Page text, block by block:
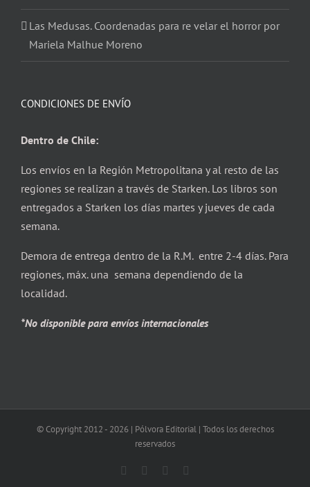
Las Medusas. Coordenadas para re velar el horror por
Mariela Malhue Moreno
CONDICIONES DE ENVÍO
Dentro de Chile:
Los envíos en la Región Metropolitana y al resto de las
regiones se realizan a través de Starken. Los libros son
entregados a Starken los días martes y jueves de cada
semana.
Demora de entrega dentro de la R.M. entre 2-4 días. Para
regiones, máx. una semana dependiendo de la
localidad.
*No disponible para envíos internacionales
© Copyright 2012 - 2026 | Pólvora Editorial | Todos los derechos
reservados
Facebook Instagram